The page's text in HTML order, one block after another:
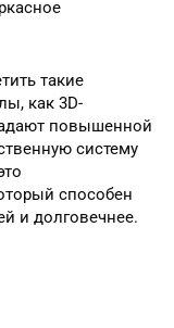
такие
как 3D-
повышенной
систему
способен
и долговечнее.